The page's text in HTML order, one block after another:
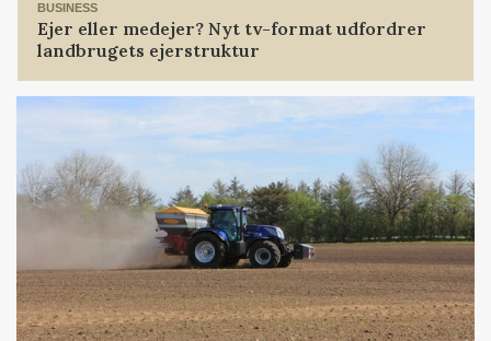
BUSINESS
Ejer eller medejer? Nyt tv-format udfordrer
landbrugets ejerstruktur